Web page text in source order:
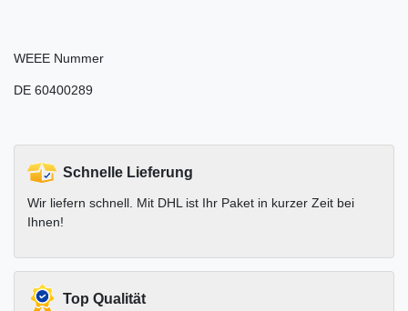
WEEE Nummer
DE 60400289
Schnelle Lieferung
Wir liefern schnell. Mit DHL ist Ihr Paket in kurzer Zeit bei
Ihnen!
Top Qualität